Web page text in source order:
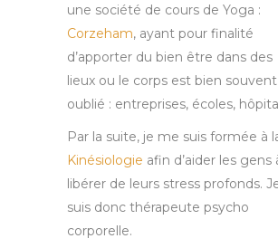
une société de cours de Yoga :
Corzeham, ayant pour finalité
d’apporter du bien être dans des
lieux ou le corps est bien souvent
oublié : entreprises, écoles,
Par la suite, je me suis formée à
Kinésiologie afin d’aider les gens
libérer de leurs stress profonds.
suis donc thérapeute psycho
corporelle.